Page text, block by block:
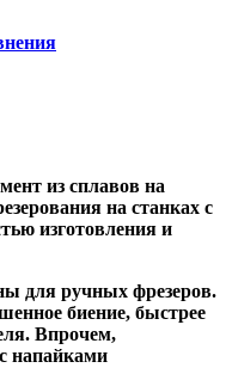
из сплавов на
на станках с
изготовления и
для ручных фрезеров.
биение, быстрее
Впрочем,
напайками